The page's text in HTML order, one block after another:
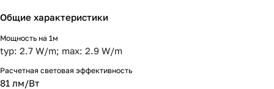
Общие характеристики
Мощность на 1м
typ: 2.7 W/m; max: 2.9 W/m
Расчетная световая эффективность
81 лм/Вт